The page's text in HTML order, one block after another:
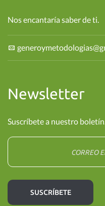
Nos encantaría saber de ti.
Newsletter
Suscríbete a nuestro